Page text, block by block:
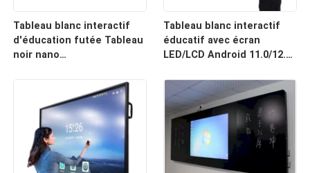
Tableau blanc interactif
d'éducation futée Tableau
noir nano
pour la salle de classe
Tableau blanc interactif
éducatif avec écran
LED/LCD Android 11.0/12.0
W